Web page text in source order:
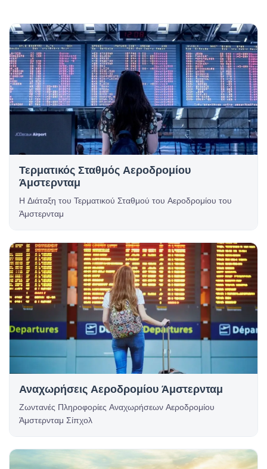
Τερματικός Σταθμός Αεροδρομίου
Άμστερνταμ
Η Διάταξη του Τερματικού Σταθμού του Αεροδρομίου του
Άμστερνταμ
Αναχωρήσεις Αεροδρομίου Άμστερνταμ
Ζωντανές Πληροφορίες Αναχωρήσεων Αεροδρομίου
Άμστερνταμ Σίπχολ